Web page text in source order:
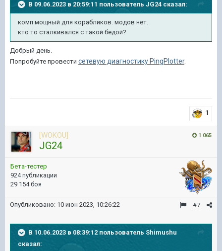
В 09.06.2023 в 20:59:11 пользователь JG24 сказал:
комп мощный для корабликов. модов нет.
кто то сталкивался с такой бедой?
Добрый день.
Попробуйте провести сетевую диагностику PingPlotter.
1
1 065
[WOKOU]
JG24
Бета-тестер
924 публикации
29 154 боя
#7
Опубликовано: 10 июн 2023, 10:26:22
В 10.06.2023 в 08:39:12 пользователь Shimushu
сказал: